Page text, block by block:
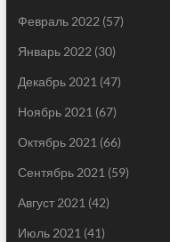
Февраль 2022 (57)
Январь 2022 (30)
Декабрь 2021 (47)
Ноябрь 2021 (67)
Октябрь 2021 (66)
Сентябрь 2021 (59)
Август 2021 (42)
Июль 2021 (41)